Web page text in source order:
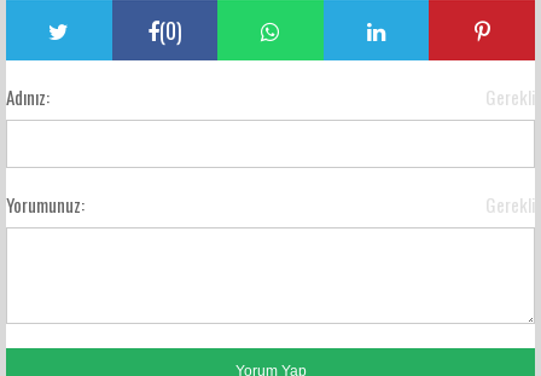
(0)
Adınız: Gerekli
Yorumunuz: Gerekli